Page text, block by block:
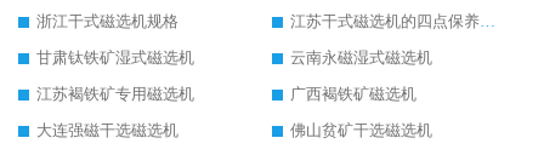
浙江干式磁选机规格
江苏干式磁选机的四点保养秘籍
甘肃钛铁矿湿式磁选机
云南永磁湿式磁选机
江苏褐铁矿专用磁选机
广西褐铁矿磁选机
大连强磁干选磁选机
佛山贫矿干选磁选机